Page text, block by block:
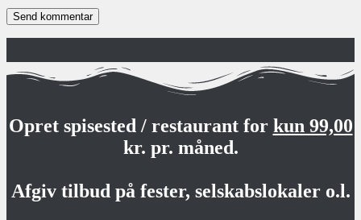
Opret spisested / restaurant for kun 99,00
kr. pr. måned.
Afgiv tilbud på fester, selskabslokaler o.l.